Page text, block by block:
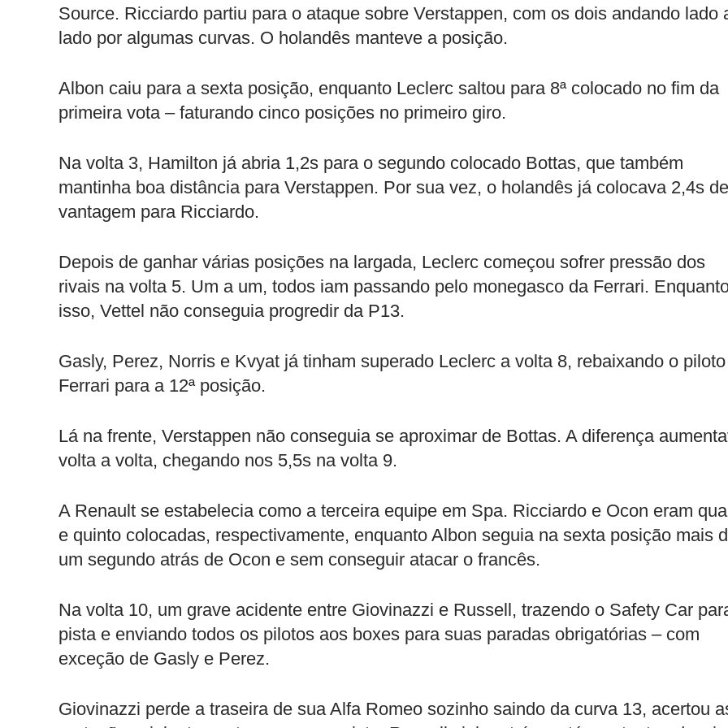
Source. Ricciardo partiu para o ataque sobre Verstappen, com os dois andando lado
lado por algumas curvas. O holandês manteve a posição.
Albon caiu para a sexta posição, enquanto Leclerc saltou para 8ª colocado no fim da
primeira vota – faturando cinco posições no primeiro giro.
Na volta 3, Hamilton já abria 1,2s para o segundo colocado Bottas, que também
mantinha boa distância para Verstappen. Por sua vez, o holandês já colocava 2,4s de
vantagem para Ricciardo.
Depois de ganhar várias posições na largada, Leclerc começou sofrer pressão dos
rivais na volta 5. Um a um, todos iam passando pelo monegasco da Ferrari.
isso, Vettel não conseguia progredir da P13.
Gasly, Perez, Norris e Kvyat já tinham superado Leclerc a volta 8, rebaixando o
Ferrari para a 12ª posição.
Lá na frente, Verstappen não conseguia se aproximar de Bottas. A diferença
volta a volta, chegando nos 5,5s na volta 9.
A Renault se estabelecia como a terceira equipe em Spa. Ricciardo e Ocon eram
e quinto colocadas, respectivamente, enquanto Albon seguia na sexta posição mais
um segundo atrás de Ocon e sem conseguir atacar o francês.
Na volta 10, um grave acidente entre Giovinazzi e Russell, trazendo o Safety Car
pista e enviando todos os pilotos aos boxes para suas paradas obrigatórias – com
exceção de Gasly e Perez.
Giovinazzi perde a traseira de sua Alfa Romeo sozinho saindo da curva 13, acertou